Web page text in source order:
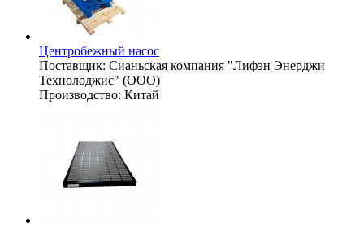
Центробежный насос
Поставщик: Сианьская компания "Лифэн Энерджи
Технолоджис" (ООО)
Производство: Китай